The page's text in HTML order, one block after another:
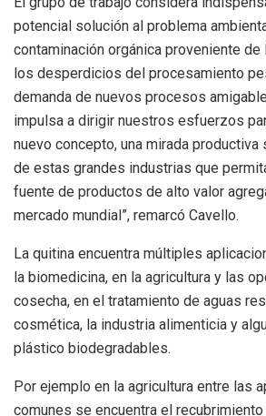
potencial solución al problema
contaminación orgánica proveniente
los desperdicios del procesamiento
demanda de nuevos procesos
impulsa a dirigir nuestros esfuerzos
nuevo concepto, una mirada
de estas grandes industrias que
fuente de productos de alto valor
mercado mundial”, remarcó Cavello.
La quitina encuentra múltiples
la biomedicina, en la agricultura y las
cosecha, en el tratamiento de aguas
cosmética, la industria alimenticia y
plástico biodegradables.
Por ejemplo en la agricultura entre las
comunes se encuentra el